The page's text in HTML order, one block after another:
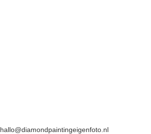
hallo@diamondpaintingeigenfoto.nl